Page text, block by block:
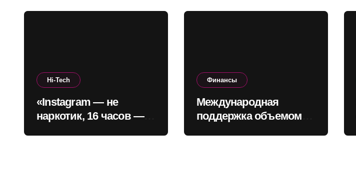
Hi-Tech
«Instagram — не
наркотик, 16 часов —
Финансы
Международная
поддержка объемом